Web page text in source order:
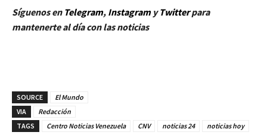
Síguenos en Telegram, InstagramyTwitterpara
mantenerte al día con las noticias
SOURCE
El Mundo
VIA
Redacción
TAGS
Centro Noticias Venezuela CNV noticias 24
noticias hoy